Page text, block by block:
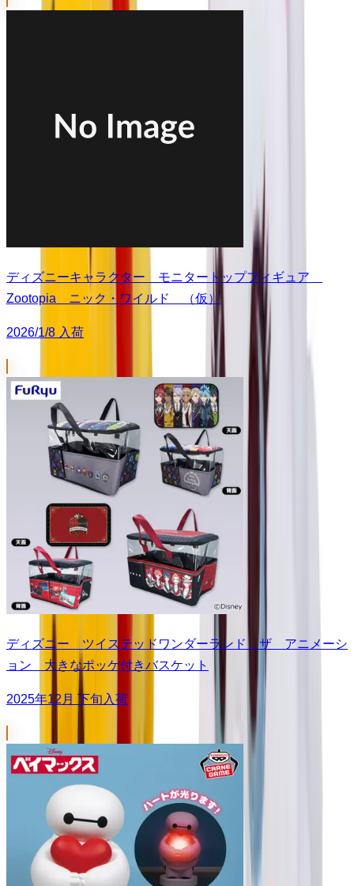
ディズニーキャラクター モニタートップフィギュア
Zootopia ニック・ワイルド （仮）
2026/1/8 入荷
ディズニー ツイステッドワンダーランド ザ アニメーシ
ョン 大きなポッケ付きバスケット
2025年12月 下旬入荷